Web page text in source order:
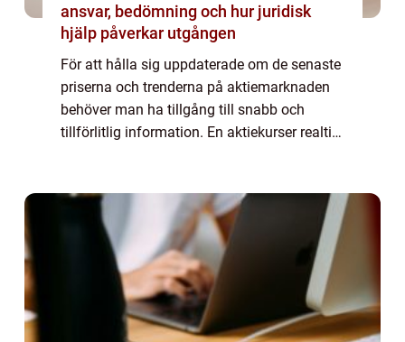
ansvar, bedömning och hur juridisk
hjälp påverkar utgången
För att hålla sig uppdaterade om de senaste
priserna och trenderna på aktiemarknaden
behöver man ha tillgång till snabb och
tillförlitlig information. En aktiekurser realtid